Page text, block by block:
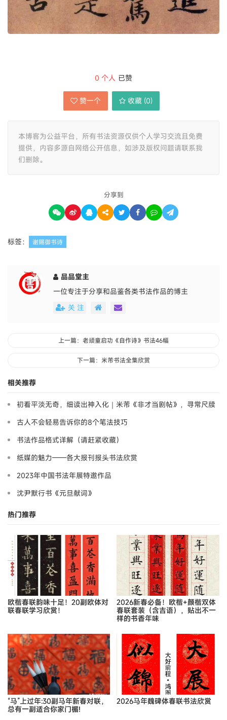
0 个人 已赞
赞一个 收藏 (0)
本博客为公益平台，所有书法资源仅供个人学习交流且免费
提供，内容多源自网络公开信息，如涉及版权问题请联系我
们删除。
分享到
标签： 谢赐御书诗
品品堂主
一位专注于分享和品鉴各类书法作品的博主
关 注
上一篇：老顽童启功《自作诗》书法46幅
下一篇：米芾书法全集欣赏
相关推荐
初看平淡无奇，细读出神入化｜米芾《非才当剧帖》，寻常尺牍
藏大道
古人不会轻易告诉你的8个笔法技巧
书法作品格式详解（请赶紧收藏）
纸媒的魅力——各大报刊报头书法欣赏
2023年中国书法年展特邀作品
沈尹默行书《元旦献词》
热门推荐
欧楷春联韵味十足！20副欧体对
联春联学习欣赏！
2026新春必备！欧楷+颜楷双体
春联套装（含吉语），贴出不一
样的书香年味
“马”上过年:30副马年新春对联，
总有一副适合你家门楣!
2026马年魏碑体春联书法欣赏